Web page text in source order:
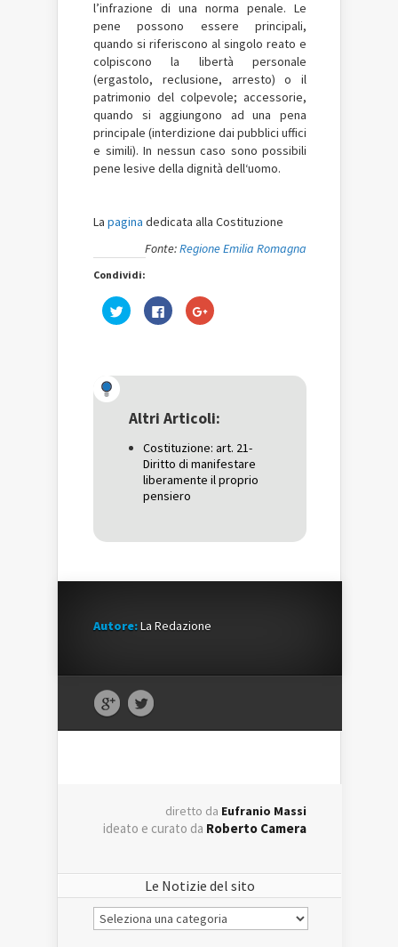
l’infrazione di una norma penale. Le
pene possono essere principali,
quando si riferiscono al singolo reato e
colpiscono la libertà personale
(ergastolo, reclusione, arresto) o il
patrimonio del colpevole; accessorie,
quando si aggiungono ad una pena
principale (interdizione dai pubblici uffici
e simili). In nessun caso sono possibili
pene lesive della dignità dell‘uomo.
La pagina dedicata alla Costituzione
Fonte:Regione Emilia Romagna
Condividi:
Fai
clic
una
nuova
Fai
clic
nuova
finestra)
Fai
clic
una
nuova
Altri Articoli:
Costituzione: art. 21-
Diritto di manifestare
liberamente il proprio
pensiero
Autore:La Redazione
diretto da Eufranio Massi
ideato e curato da Roberto Camera
Le Notizie del sito
Le
Notizie